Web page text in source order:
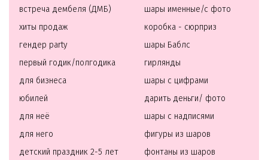
встреча дембеля (ДМБ)
хиты продаж
гендер party
первый годик/полгодика
для бизнеса
юбилей
для неё
для него
детский праздник 2-5 лет
шары именные/с фото
коробка - сюрприз
шары Баблс
гирлянды
шары с цифрами
дарить деньги/ фото
шары с надписями
фигуры из шаров
фонтаны из шаров